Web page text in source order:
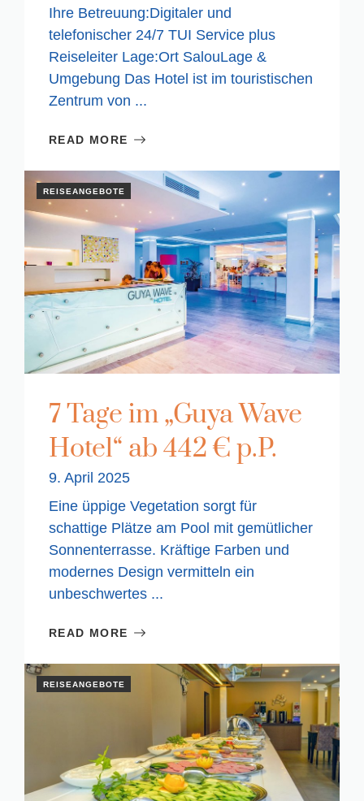
Ihre Betreuung:Digitaler und
telefonischer 24/7 TUI Service plus
Reiseleiter Lage:Ort SalouLage &
Umgebung Das Hotel ist im touristischen
Zentrum von ...
READ MORE
REISEANGEBOTE
7 Tage im „Guya Wave
Hotel“ ab 442 € p.P.
9. April 2025
Eine üppige Vegetation sorgt für
schattige Plätze am Pool mit gemütlicher
Sonnenterrasse. Kräftige Farben und
modernes Design vermitteln ein
unbeschwertes ...
READ MORE
REISEANGEBOTE